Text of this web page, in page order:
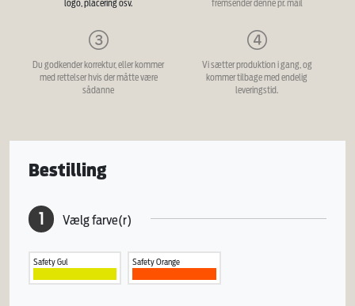
logo, placering osv. fremsender denne pr. mail
Du godkender korrektur, eller kommer
med rettelser hvis der måtte være
sådanne
Vi sætter produktion i gang, og
kommer tilbage med endelig
leveringstid.
Bestilling
1 Vælg farve(r)
Safety Gul Safety Orange